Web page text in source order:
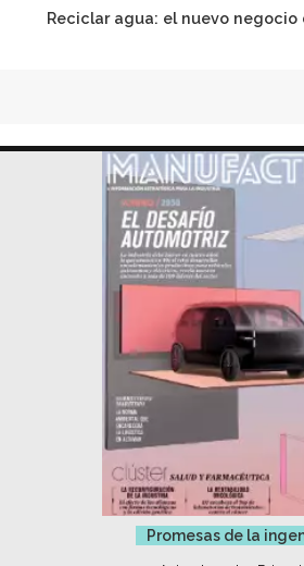
Reciclar agua: el nuevo negocio
Promesas de la